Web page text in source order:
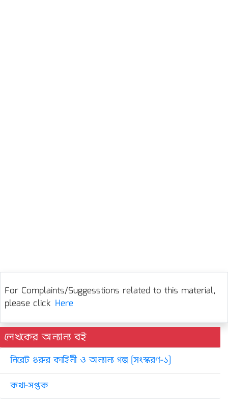
For Complaints/Suggesstions related to this material,
please click Here
লেখকের অন্যান্য বই
নিরেট গুরুর কাহিনী ও অন্যান্য গল্প [সংস্করণ-১]
কথা-সপ্তক